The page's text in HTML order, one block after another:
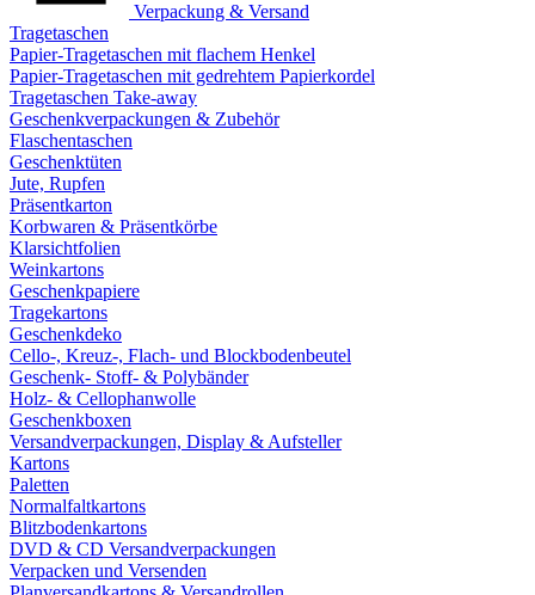
Verpackung & Versand
Tragetaschen
Papier-Tragetaschen mit flachem Henkel
Papier-Tragetaschen mit gedrehtem Papierkordel
Tragetaschen Take-away
Geschenkverpackungen & Zubehör
Flaschentaschen
Geschenktüten
Jute, Rupfen
Präsentkarton
Korbwaren & Präsentkörbe
Klarsichtfolien
Weinkartons
Geschenkpapiere
Tragekartons
Geschenkdeko
Cello-, Kreuz-, Flach- und Blockbodenbeutel
Geschenk- Stoff- & Polybänder
Holz- & Cellophanwolle
Geschenkboxen
Versandverpackungen, Display & Aufsteller
Kartons
Paletten
Normalfaltkartons
Blitzbodenkartons
DVD & CD Versandverpackungen
Verpacken und Versenden